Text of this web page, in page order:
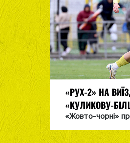
«РУХ-2» НА
«КУЛИКОВУ-
«Жовто-чорні»